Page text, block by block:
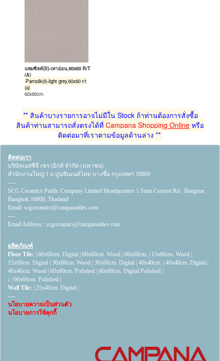
แพมซิลค์(II)-เทาอ่อน,60x60 R/T
(A)
Pamsilk(ii)-light grey,60x60 r/t
(a)
60x60cm.
** สินค้าบางรายการอาจไม่มีใน Stock ถ้าท่านต้องการสั่งซื้อ
สินค้าท่านสามารถสั่งตรงได้ที่ Campana Shopping Online หรือ
ติดต่อมาที่เราตามข้อมูลด้านล่าง **
ติดต่อเรา
บริษัทเอสซีจี เซรามิกส์ จำกัด (มหาชน)
สำนักงานใหญ่ 1 ถ.ปูนซิเมนต์ไทย บางซื่อ กรุงเทพฯ 10800
----
SCG Ceramics Public Company Limited Headquarters 1 Siam Cement Rd., Bangsue,
Bangkok 10800, Thailand
Email: scgceramics@campanatiles.com
----
Email Address:: scgceramics@campanatiles.com
ผลิตภัณฑ์
Floor Tile: | 60x60cm. Digital | 60x60cm. Wood | 60x60cm. | 15x60cm. Wood |
15x60cm. Digital | 30x60cm. Wood | 30x60cm. Digital | 40x40cm. | 40x40cm. Digital |
40x40cm. Wood | 60x60cm. Polished | 60x60cm. Digital Polished |
: | 60x60cm. Polished |
Wall Tile: | 25x40cm. Digital |
----
นโยบายความเป็นส่วนตัว
นโยบายการใช้คุกกี้